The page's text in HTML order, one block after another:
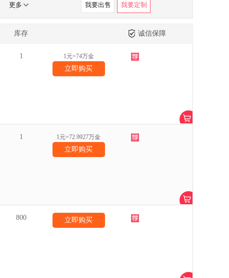
我要出售 我要定制
更多
库存 诚信保障
1 1元=74万金
立即购买
1 1元=72.9927万金
立即购买
800 立即购买